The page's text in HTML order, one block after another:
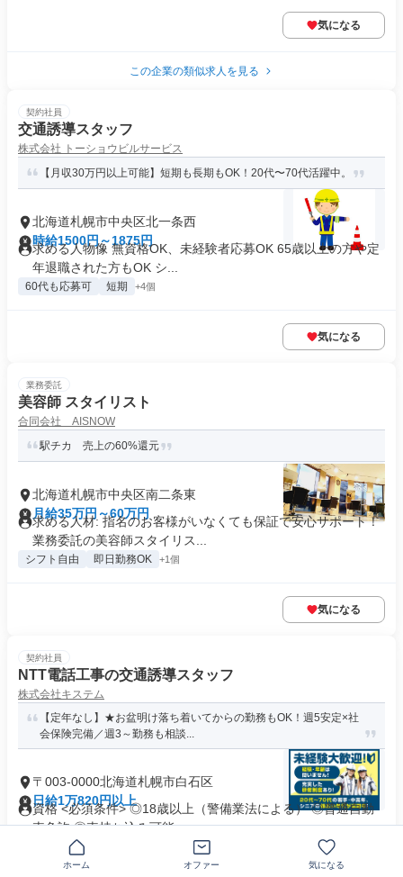
気になる
この企業の類似求人を見る
契約社員
交通誘導スタッフ
株式会社 トーショウビルサービス
【月収30万円以上可能】短期も長期もOK！20代〜70代活躍中。
北海道札幌市中央区北一条西
時給1500円～1875円
求める人物像 無資格OK、未経験者応募OK 65歳以上の方や定
年退職された方もOK シ...
60代も応募可 短期 +4個
気になる
業務委託
美容師 スタイリスト
合同会社 AISNOW
駅チカ 売上の60%還元
北海道札幌市中央区南二条東
月給35万円～60万円
求める人材: 指名のお客様がいなくても保証で安心サポート！
業務委託の美容師スタイリス...
シフト自由 即日勤務OK +1個
気になる
契約社員
NTT電話工事の交通誘導スタッフ
株式会社キステム
【定年なし】★お盆明け落ち着いてからの勤務もOK！週5安定×社
会保険完備／週3～勤務も相談...
〒003-0000北海道札幌市白石区
日給1万820円以上
資格 <必須条件> ◎18歳以上（警備業法による） ◎普通自動
車免許 ◎車持ち込み可能...
業界未経験歓迎
ホーム オファー 気になる